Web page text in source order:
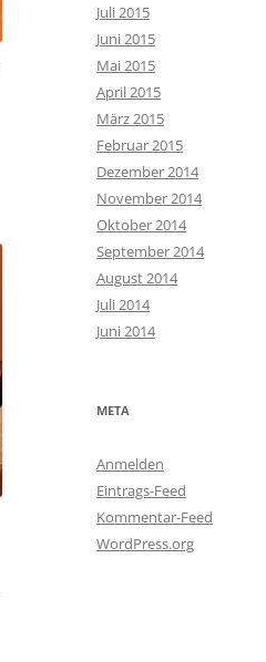
Juli 2015
Juni 2015
Mai 2015
April 2015
März 2015
Februar 2015
Dezember 2014
November 2014
Oktober 2014
September 2014
August 2014
Juli 2014
Juni 2014
META
Anmelden
Eintrags-Feed
Kommentar-Feed
WordPress.org